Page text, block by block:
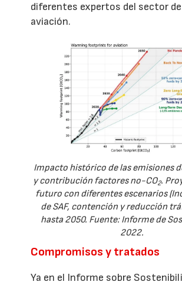
diferentes expertos del sector
aviación.
Impacto histórico de las emisiones
y contribución factores no-CO2.
futuro con diferentes escenarios
de SAF, contención y reducción
hasta 2050. Fuente: Informe de
2022.
Compromisos y tratados
Ya en el Informe sobre